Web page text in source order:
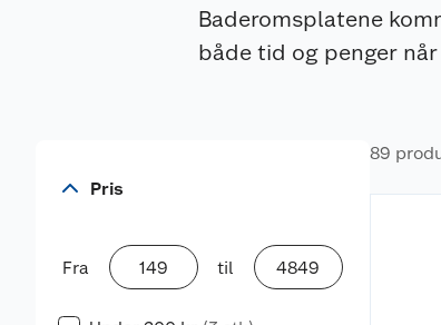
Baderomsplatene
både tid og penger
Pris
Fra til
89